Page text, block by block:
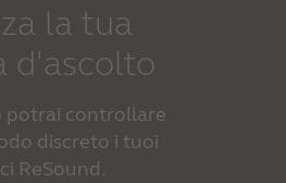
la tua
d'ascolto
potrai controllare
discreto i tuoi
ReSound.